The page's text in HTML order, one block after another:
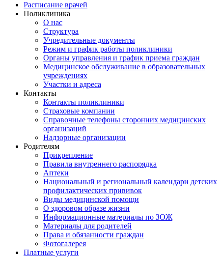
Расписание врачей
Поликлиника
О нас
Структура
Учредительные документы
Режим и график работы поликлиники
Органы управления и график приема граждан
Медицинское обслуживание в образовательных
учреждениях
Участки и адреса
Контакты
Контакты поликлиники
Страховые компании
Справочные телефоны сторонних медицинских
организаций
Надзорные организации
Родителям
Прикрепление
Правила внутреннего распорядка
Аптеки
Национальный и региональный календари детских
профилактических прививок
Виды медицинской помощи
О здоровом образе жизни
Информационные материалы по ЗОЖ
Материалы для родителей
Права и обязанности граждан
Фотогалерея
Платные услуги